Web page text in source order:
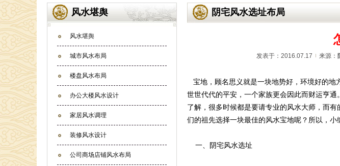
风水堪舆
风水堪舆
城市风水布局
楼盘风水布局
办公大楼风水设计
家居风水调理
装修风水设计
公司商场店铺风水布局
阴宅风水选址布局
发表于：2016.07.17 来源：
宝地，顾名思义就是一块地势好，环境好的
世世代代的平安，一个家族更会因此而财运亨
了解，很多时候都是要请专业的风水大师，而
们的祖先选择一块最佳的风水宝地呢？所以，小
一、阴宅风水选址